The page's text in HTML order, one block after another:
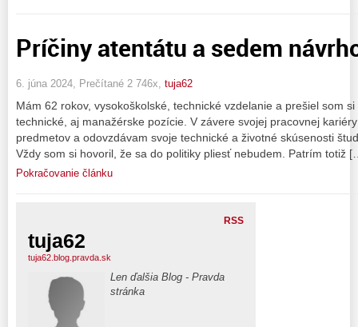
Príčiny atentátu a sedem
6. júna 2024, Prečítané 2 746x, tuja62
Mám 62 rokov, vysokoškolské, technické vzdelanie a prešiel som
technické, aj manažérske pozície. V závere svojej pracovnej
predmetov a odovzdávam svoje technické a životné skúsenosti
Vždy som si hovoril, že sa do politiky pliesť nebudem. Patrím totiž
Pokračovanie článku
RSS
tuja62
tuja62.blog.pravda.sk
Len ďalšia Blog - Pravda
stránka